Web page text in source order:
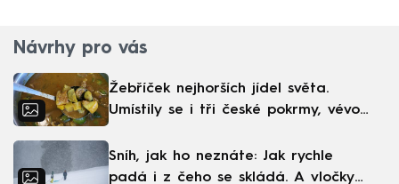
Návrhy pro vás
Žebříček nejhorších jídel světa.
Umístily se i tři české pokrmy, vévodí
Sníh, jak ho neznáte: Jak rychle
padá i z čeho se skládá. A vločky